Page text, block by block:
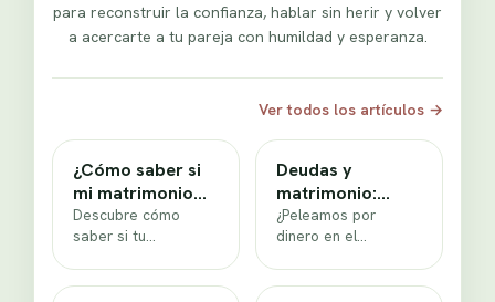
para reconstruir la confianza, hablar sin herir y volver
a acercarte a tu pareja con humildad y esperanza.
Ver todos los artículos →
¿Cómo saber si
mi matrimonio
tiene solución?
Descubre cómo
saber si tu
Deudas y
matrimonio:
¿cómo dejar de
pelear por
¿Peleamos por
dinero en el